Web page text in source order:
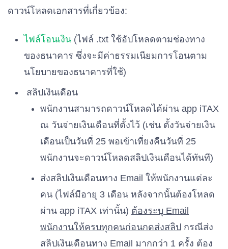
ดาวน์โหลดเอกสารที่เกี่ยวข้อง:
ไฟล์โอนเงิน (ไฟล์ .txt ใช้อัปโหลดตามช่องทาง
ของธนาคาร ซึ่งจะมีค่าธรรมเนียมการโอนตาม
นโยบายของธนาคารที่ใช้)
สลิปเงินเดือน
พนักงานสามารถดาวน์โหลดได้ผ่าน app iTAX
ณ วันจ่ายเงินเดือนที่ตั้งไว้ (เช่น ตั้งวันจ่ายเงิน
เดือนเป็นวันที่ 25 พอเข้าเที่ยงคืนวันที่ 25
พนักงานจะดาวน์โหลดสลิปเงินเดือนได้ทันที)
ส่งสลิปเงินเดือนทาง Email ให้พนักงานแต่ละ
คน (ไฟล์มีอายุ 3 เดือน หลังจากนั้นต้องโหลด
ผ่าน app iTAX เท่านั้น) ต้องระบุ Email
พนักงานให้ครบทุกคนก่อนกดส่งสลิป กรณีส่ง
สลิปเงินเดือนทาง Email มากกว่า 1 ครั้ง ต้อง